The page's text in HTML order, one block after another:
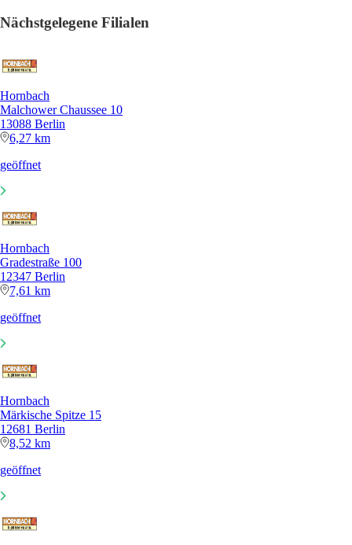
Nächstgelegene Filialen
Hornbach
Malchower Chaussee 10
13088 Berlin
6,27 km
geöffnet
Hornbach
Gradestraße 100
12347 Berlin
7,61 km
geöffnet
Hornbach
Märkische Spitze 15
12681 Berlin
8,52 km
geöffnet